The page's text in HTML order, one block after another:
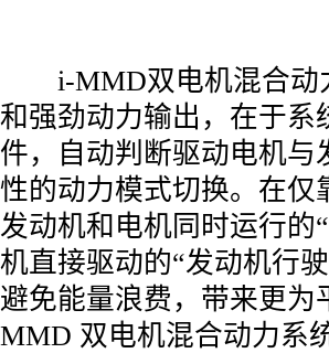
i-MMD双电机混合动
和强劲动力输出，在于系
件，自动判断驱动电机
性的动力模式切换。在仅
发动机和电机同时运行的
机直接驱动的“发动机行
避免能量浪费，带来更
MMD 双电机混合动力系